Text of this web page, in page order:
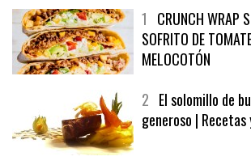
1 CRUNCH WRAP
SOFRITO DE
MELOCOTÓN
2 El solomillo de
generoso | Recetas